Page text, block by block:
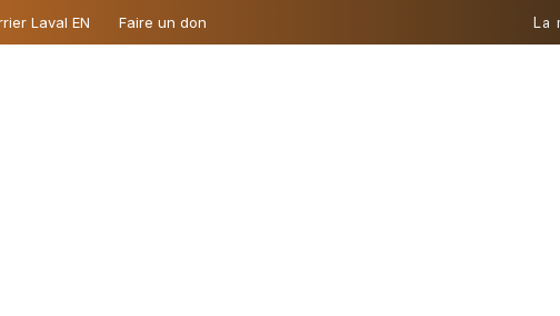
Laval EN Faire un don La